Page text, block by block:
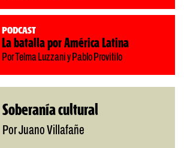
Podcast
La batalla por América Latina
Por Telma Luzzani y Pablo Provitilo
Soberanía cultural
Por Juano Villafañe